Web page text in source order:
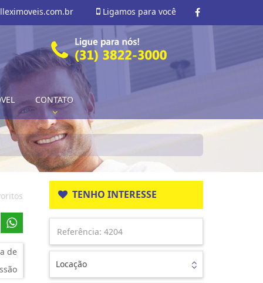
Ligamos para você
CONTATO
de
TENHO INTERESSE
Locação